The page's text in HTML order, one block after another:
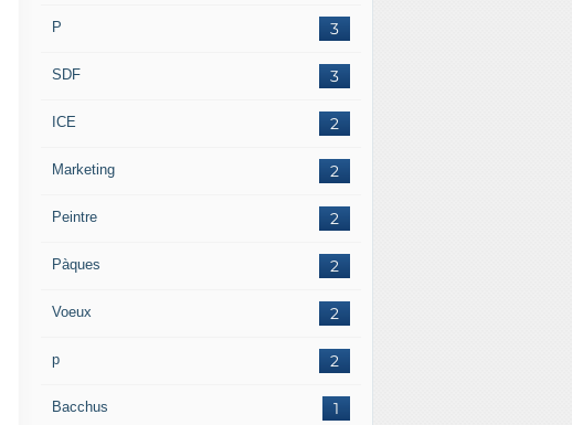
3
P
3
SDF
2
ICE
2
Marketing
2
Peintre
2
Pàques
2
Voeux
2
p
1
Bacchus